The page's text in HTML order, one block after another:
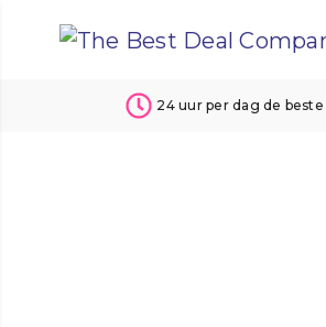
24 uur per dag de beste